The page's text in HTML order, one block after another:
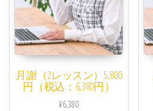
月謝（2レッスン）5,800
円（税込：6,380円）
¥6,380